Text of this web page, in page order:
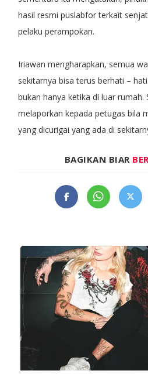
hasil resmi puslabfor terkait
pelaku perampokan.
Iriawan mengharapkan, semua
sekitarnya bisa terus berhati –
bukan hanya ketika di luar rumah.
melaporkan kepada petugas bila
yang dicurigai yang ada di
BAGIKAN BIAR